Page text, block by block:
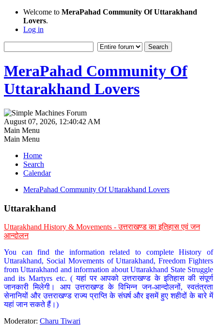
Welcome to MeraPahad Community Of Uttarakhand
Lovers.
Log in
MeraPahad Community Of
Uttarakhand Lovers
August 07, 2026, 12:40:42 AM
Main Menu
Main Menu
Home
Search
Calendar
MeraPahad Community Of Uttarakhand Lovers
Uttarakhand
Uttarakhand History & Movements - उत्तराखण्ड का इतिहास एवं जन
आन्दोलन
You can find the information related to complete History of
Uttarakhand, Social Movements of Uttarakhand, Freedom Fighters
from Uttarakhand and information about Uttarakhand State Struggle
and its Martyrs etc. ( यहां पर आपको उत्तराखण्ड के इतिहास की संपूर्ण
जानकारी मिलेगी। आप उत्तराखण्ड के विभिन्न जन-आन्दोलनों, स्वतंत्रता
सेनानियों और उत्तराखण्ड राज्य प्राप्ति के संघर्ष और इसमें हुए शहीदों के बारे में
यहां जान सकते हैं।)
Moderator: Charu Tiwari